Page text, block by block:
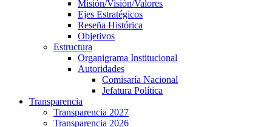
Misión/Visión/Valores
Ejes Estratégicos
Reseña Histórica
Objetivos
Estructura
Organigrama Institucional
Autoridades
Comisaría Nacional
Jefatura Política
Transparencia
Transparencia 2027
Transparencia 2026